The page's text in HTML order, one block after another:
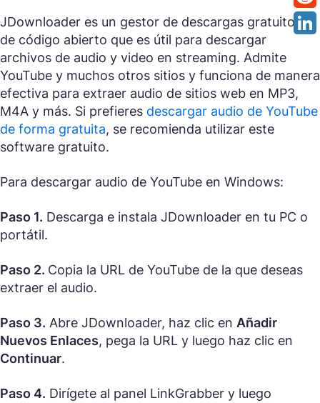
JDownloader es un gestor de descargas gratuito y
de código abierto que es útil para descargar
archivos de audio y video en streaming. Admite
YouTube y muchos otros sitios y funciona de manera
efectiva para extraer audio de sitios web en MP3,
M4A y más. Si prefieres descargar audio de YouTube
de forma gratuita, se recomienda utilizar este
software gratuito.
Para descargar audio de YouTube en Windows:
Paso 1. Descarga e instala JDownloader en tu PC o
portátil.
Paso 2. Copia la URL de YouTube de la que deseas
extraer el audio.
Paso 3. Abre JDownloader, haz clic en Añadir
Nuevos Enlaces, pega la URL y luego haz clic en
Continuar.
Paso 4. Dirígete al panel LinkGrabber y luego